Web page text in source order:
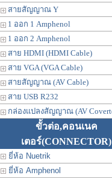
สายสัญญาณ Y
1 ออก 1 Amphenol
1 ออก 2 Amphenol
สาย HDMI (HDMI Cable)
สาย VGA (VGA Cable)
สายสัญญาณ (AV Cable)
สาย USB R232
กล่องแปลงสัญญาณ (AV
ขั้วต่อ,คอนเนค
เตอร์(CONNECTOR)
ยี่ห้อ Nuetrik
ยี่ห้อ Amphenol